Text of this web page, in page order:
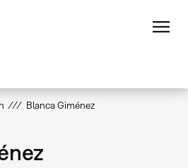
Blanca Giménez